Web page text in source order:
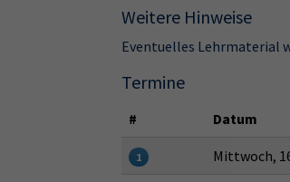
Weitere Hinweise
Eventuelles Lehrmaterial
Termine
# Datum
1 Mittwoch,